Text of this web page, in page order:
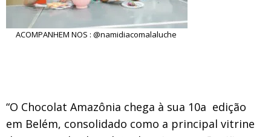
ACOMPANHEM NOS : @namidiacomalaluche
“O Chocolat Amazônia chega à sua 10a edição
em Belém, consolidado como a principal vitrine